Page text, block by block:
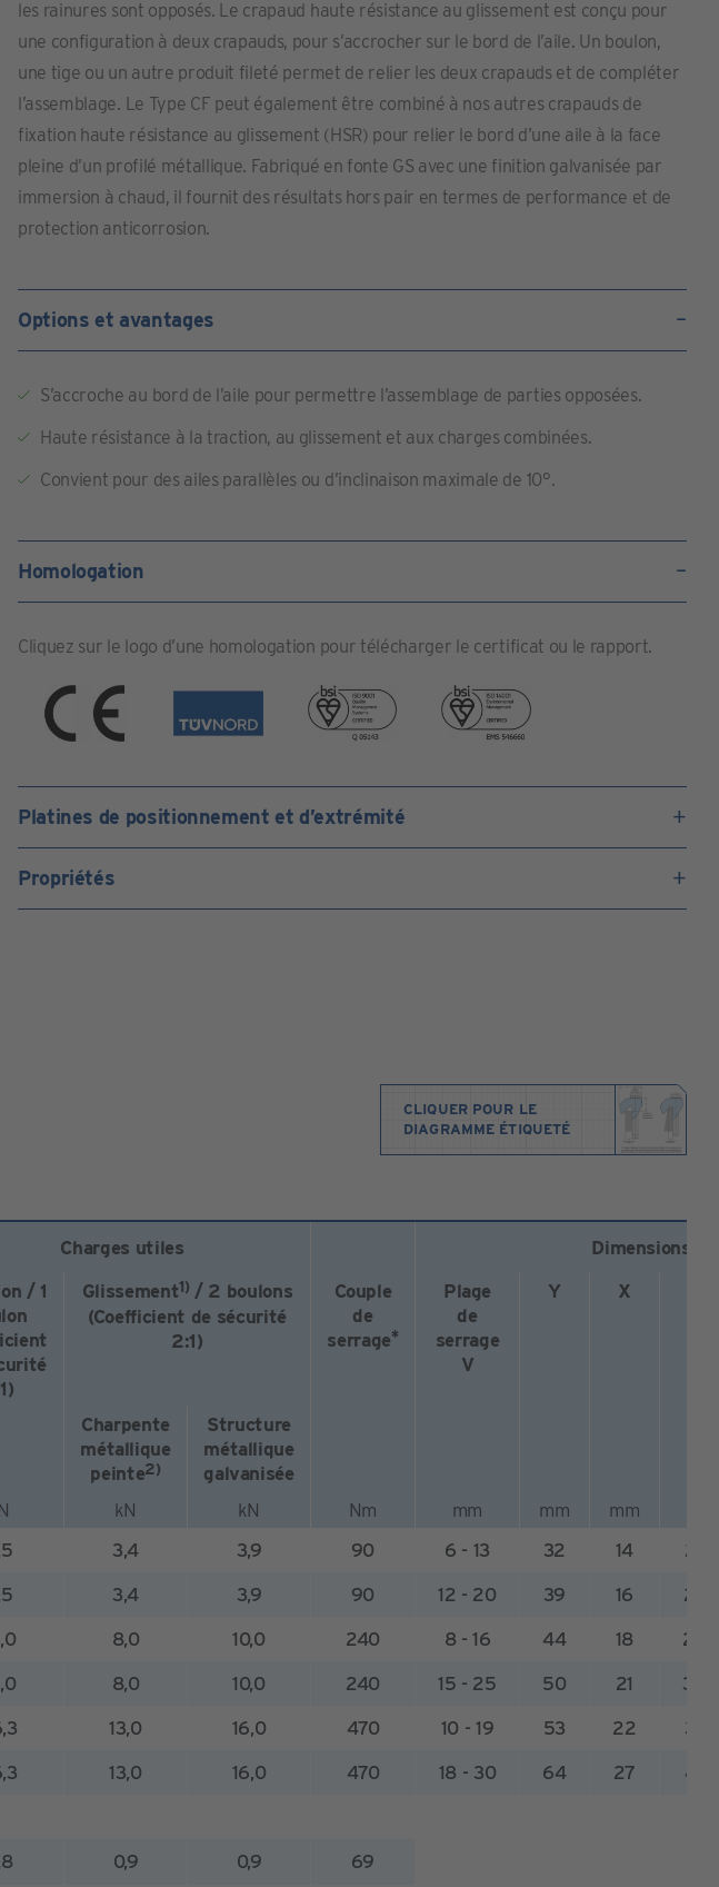
les rainures sont opposés. Le crapaud haute résistance au glissement est conçu pour
une configuration à deux crapauds, pour s’accrocher sur le bord de l’aile. Un boulon,
une tige ou un autre produit fileté permet de relier les deux crapauds et de compléter
l’assemblage. Le Type CF peut également être combiné à nos autres crapauds de
fixation haute résistance au glissement (HSR) pour relier le bord d’une aile à la face
pleine d’un profilé métallique. Fabriqué en fonte GS avec une finition galvanisée par
immersion à chaud, il fournit des résultats hors pair en termes de performance et de
protection anticorrosion.
Options et avantages
S’accroche au bord de l’aile pour permettre l’assemblage de parties opposées.
Haute résistance à la traction, au glissement et aux charges combinées.
Convient pour des ailes parallèles ou d’inclinaison maximale de 10°.
Homologation
Cliquez sur le logo d’une homologation pour télécharger le certificat ou le rapport.
Platines de positionnement et d’extrémité
Propriétés
CLIQUER POUR LE
DIAGRAMME ÉTIQUETÉ
Charges utiles
Dimensions
/ 1
Glissement1) / 2 boulons
(Coefficient de sécurité
2:1)
Couple
de
serrage*
Plage
de
serrage
V
Y X
Charpente
métallique
peinte2)
Structure
métallique
galvanisée
kN kN Nm mm mm mm
3,4 3,9 90 6 - 13 32 14
21
3,4 3,9 90 12 - 20 39 16
28
8,0 10,0 240 8 - 16 44 18
25
8,0 10,0 240 15 - 25 50 21
35
13,0 16,0 470 10 - 19 53 22
30
13,0 16,0 470 18 - 30 64 27
41
0,9 0,9 69